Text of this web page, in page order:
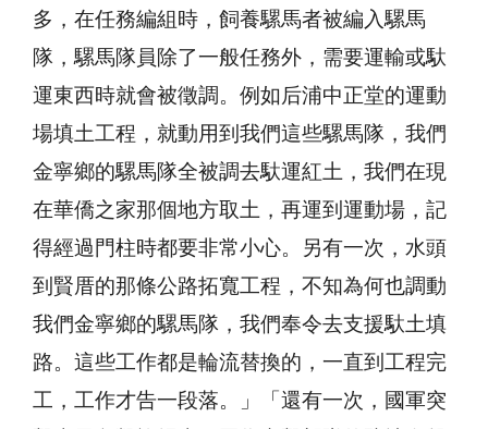
多，在任務編組時，飼養騾馬者被編入騾馬
隊，騾馬隊員除了一般任務外，需要運輸或馱
運東西時就會被徵調。例如后浦中正堂的運動
場填土工程，就動用到我們這些騾馬隊，我們
金寧鄉的騾馬隊全被調去馱運紅土，我們在現
在華僑之家那個地方取土，再運到運動場，記
得經過門柱時都要非常小心。另有一次，水頭
到賢厝的那條公路拓寬工程，不知為何也調動
我們金寧鄉的騾馬隊，我們奉令去支援馱土填
路。這些工作都是輪流替換的，一直到工程完
工，工作才告一段落。」「還有一次，國軍突